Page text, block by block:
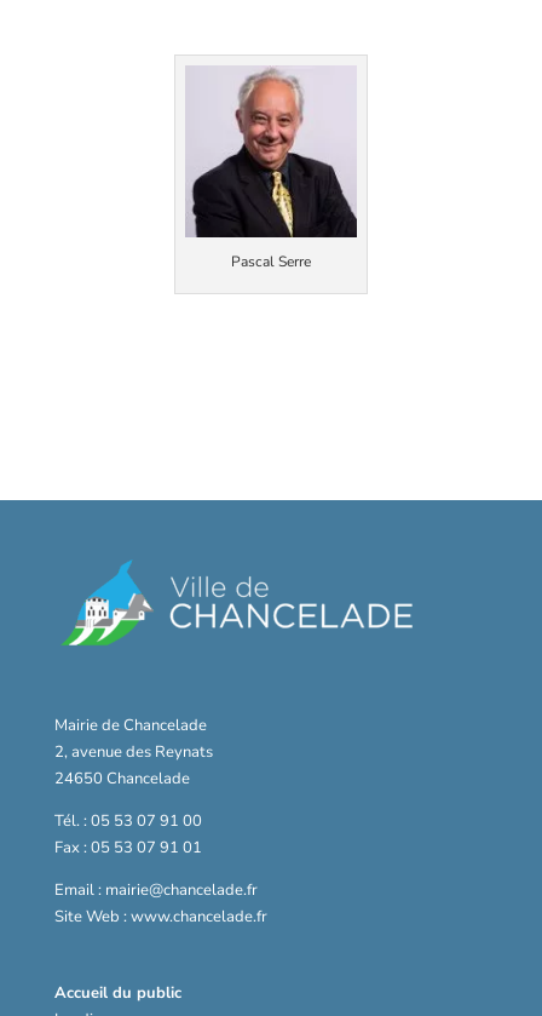
Pascal Serre
Mairie de Chancelade
2, avenue des Reynats
24650 Chancelade
Tél. : 05 53 07 91 00
Fax : 05 53 07 91 01
Email : mairie@chancelade.fr
Site Web : www.chancelade.fr
Accueil du public